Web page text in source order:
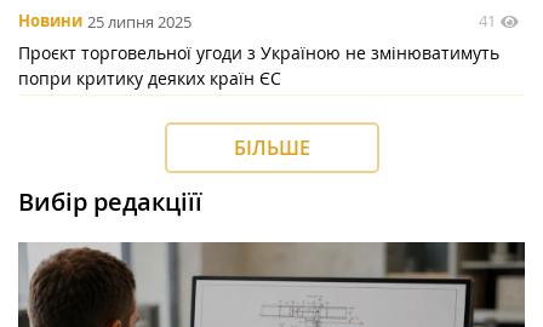
Новини 25 липня 2025 41
Проєкт торговельної угоди з Україною не змінюватимуть
попри критику деяких країн ЄС
БІЛЬШЕ
Вибір редакціїї